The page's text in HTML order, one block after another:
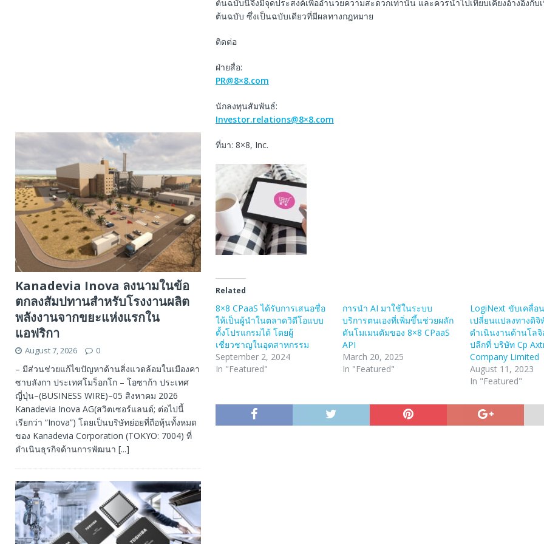
ต้นฉบับนี้จึงมีจุดประสงค์เพื่ออำนวยความสะดวกเท่านั้น และควรนำไปเทียบเคียงอ้างอิงกับ
ต้นฉบับ ซึ่งเป็นฉบับเดียวที่มีผลทางกฎหมาย
ติดต่อ
ฝ่ายสื่อ:
PR@8×8.com
นักลงทุนสัมพันธ์:
Investor.relations@8×8.com
ที่มา: 8×8, Inc.
Related
8×8 CPaaS ได้รับการเสนอชื่อ
ให้เป็นผู้นำในตลาดวิดีโอแบบ
ตั้งโปรแกรมได้ โดยผู้
เชี่ยวชาญในอุตสาหกรรม
September 2, 2024
In "Featured"
การนำ AI มาใช้ในระบบ
บริการตนเองที่เพิ่มขึ้นช่วยผลัก
ดันโมเมนตัมของ 8×8 CPaaS
API
March 20, 2025
In "Featured"
LogiNext ขับเคลื่อ
เปลี่ยนแปลงทางดิจิ
ดำเนินงานด้านโล
ปลีกที่ บริษัท Cp
Company Limited
August 11, 2023
In "Featured"
Kanadevia Inova ลงนามในข้อ
ตกลงสัมปทานสำหรับโรงงานผลิต
พลังงานจากขยะแห่งแรกใน
แอฟริกา
August 7, 2026 0
– มีส่วนช่วยแก้ไขปัญหาด้านสิ่งแวดล้อมในเมืองคา
ซาบลังกา ประเทศโมร็อกโก – โอซาก้า ประเทศ
ญี่ปุ่น–(BUSINESS WIRE)–05 สิงหาคม 2026
Kanadevia Inova AG(สวิตเซอร์แลนด์; ต่อไปนี้
เรียกว่า “Inova”) โดยเป็นบริษัทย่อยที่ถือหุ้นทั้งหมด
ของ Kanadevia Corporation (TOKYO: 7004) ที่
ดำเนินธุรกิจด้านการพัฒนา [...]